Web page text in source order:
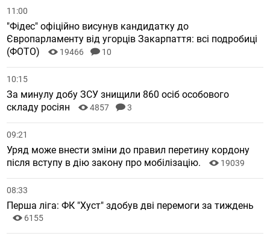
11:00
"Фідес" офіційно висунув кандидатку до
Європарламенту від угорців Закарпаття: всі подробиці
(ФОТО)
19466 10
10:15
За минулу добу ЗСУ знищили 860 осіб особового
складу росіян
4857 3
09:21
Уряд може внести зміни до правил перетину кордону
після вступу в дію закону про мобілізацію.
19039
08:33
Перша ліга: ФК "Хуст" здобув дві перемоги за тиждень
6155